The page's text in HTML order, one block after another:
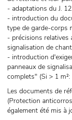
- adaptations du J.
- introduction du
type de garde-corps
- précisions relatives
signalisation de
- introduction
panneaux de
complets" (Si > 1
Les documents de
(Protection
également été mis à